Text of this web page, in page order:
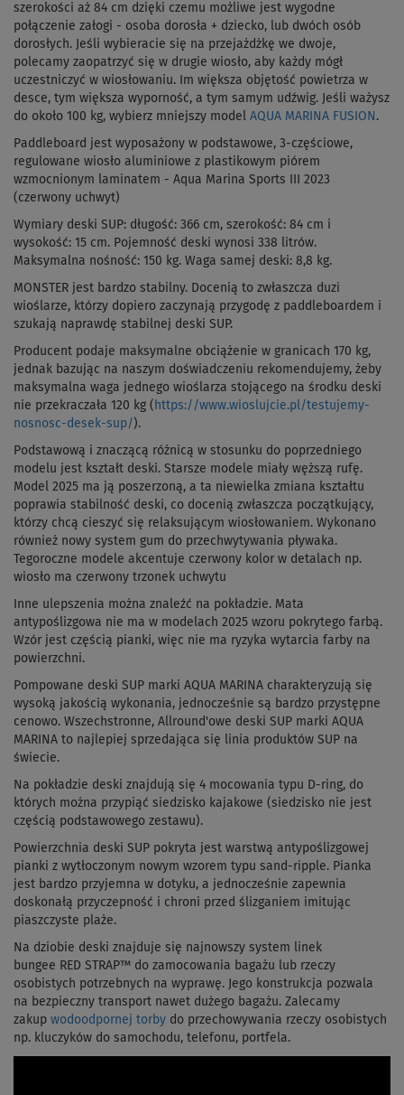
szerokości aż 84 cm dzięki czemu możliwe jest wygodne
połączenie załogi - osoba dorosła + dziecko, lub dwóch osób
dorosłych. Jeśli wybieracie się na przejażdżkę we dwoje,
polecamy zaopatrzyć się w drugie wiosło, aby każdy mógł
uczestniczyć w wiosłowaniu. Im większa objętość powietrza w
desce, tym większa wyporność, a tym samym udźwig. Jeśli ważysz
do około 100 kg, wybierz mniejszy model AQUA MARINA FUSION .
Paddleboard jest wyposażony w podstawowe, 3-częściowe,
regulowane wiosło aluminiowe z plastikowym piórem
wzmocnionym laminatem - Aqua Marina Sports III 2023
(czerwony uchwyt)
Wymiary deski SUP: długość: 366 cm, szerokość: 84 cm i
wysokość: 15 cm. Pojemność deski wynosi 338 litrów.
Maksymalna nośność: 150 kg. Waga samej deski: 8,8 kg.
MONSTER jest bardzo stabilny. Docenią to zwłaszcza duzi
wioślarze, którzy dopiero zaczynają przygodę z paddleboardem i
szukają naprawdę stabilnej deski SUP.
Producent podaje maksymalne obciążenie w granicach 170 kg,
jednak bazując na naszym doświadczeniu rekomendujemy, żeby
maksymalna waga jednego wioślarza stojącego na środku deski
nie przekraczała 120 kg ( https://www.wioslujcie.pl/testujemy-
nosnosc-desek-sup/ ).
Podstawową i znaczącą różnicą w stosunku do poprzedniego
modelu jest kształt deski. Starsze modele miały węższą rufę.
Model 2025 ma ją poszerzoną, a ta niewielka zmiana kształtu
poprawia stabilność deski, co docenią zwłaszcza początkujący,
którzy chcą cieszyć się relaksującym wiosłowaniem. Wykonano
również nowy system gum do przechwytywania pływaka.
Tegoroczne modele akcentuje czerwony kolor w detalach np.
wiosło ma czerwony trzonek uchwytu
Inne ulepszenia można znaleźć na pokładzie. Mata
antypoślizgowa nie ma w modelach 2025 wzoru pokrytego farbą.
Wzór jest częścią pianki, więc nie ma ryzyka wytarcia farby na
powierzchni.
Pompowane deski SUP marki AQUA MARINA charakteryzują się
wysoką jakością wykonania, jednocześnie są bardzo przystępne
cenowo. Wszechstronne, Allround'owe deski SUP marki AQUA
MARINA to najlepiej sprzedająca się linia produktów SUP na
świecie.
Na pokładzie deski znajdują się 4 mocowania typu D-ring, do
których można przypiąć siedzisko kajakowe (siedzisko nie jest
częścią podstawowego zestawu).
Powierzchnia deski SUP pokryta jest warstwą antypoślizgowej
pianki z wytłoczonym nowym wzorem typu sand-ripple. Pianka
jest bardzo przyjemna w dotyku, a jednocześnie zapewnia
doskonałą przyczepność i chroni przed ślizganiem imitując
piaszczyste plaże.
Na dziobie deski znajduje się najnowszy system linek
bungee RED STRAP™ do zamocowania bagażu lub rzeczy
osobistych potrzebnych na wyprawę. Jego konstrukcja pozwala
na bezpieczny transport nawet dużego bagażu. Zalecamy
zakup wodoodpornej torby do przechowywania rzeczy osobistych
np. kluczyków do samochodu, telefonu, portfela.